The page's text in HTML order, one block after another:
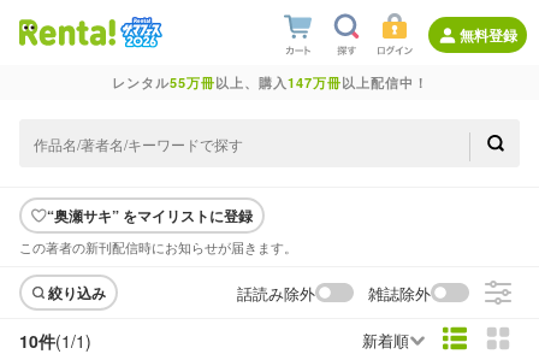
無料登録
レンタル55万冊以上、購入147万冊以上配信中！
“奥瀬サキ” をマイリストに登録
この著者の新刊配信時にお知らせが届きます。
絞り込み 話読み除外 雑誌除外
10件(1/1) 新着順